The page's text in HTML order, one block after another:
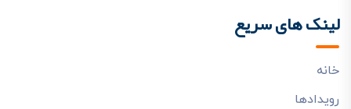
لینک های سریع
خانه
رويدادها